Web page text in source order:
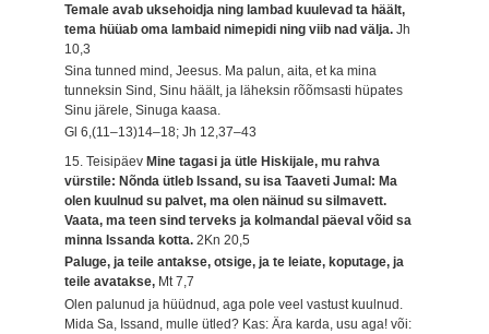
Temale avab uksehoidja ning lambad kuulevad ta häält,
tema hüüab oma lambaid nimepidi ning viib nad välja.Jh
10,3
Sina tunned mind, Jeesus. Ma palun, aita, et ka mina
tunneksin Sind, Sinu häält, ja läheksin rõõmsasti hüpates
Sinu järele, Sinuga kaasa.
Gl 6,(11–13)14–18; Jh 12,37–43
15. TeisipäevMine tagasi ja ütle Hiskijale, mu rahva
vürstile: Nõnda ütleb Issand, su isa Taaveti Jumal: Ma
olen kuulnud su palvet, ma olen näinud su silmavett.
Vaata, ma teen sind terveks ja kolmandal päeval võid sa
minna Issanda kotta.2Kn 20,5
Paluge, ja teile antakse, otsige, ja te leiate, koputage, ja
teile avatakse, Mt 7,7
Olen palunud ja hüüdnud, aga pole veel vastust kuulnud.
Mida Sa, Issand, mulle ütled? Kas: Ära karda, usu aga! või: